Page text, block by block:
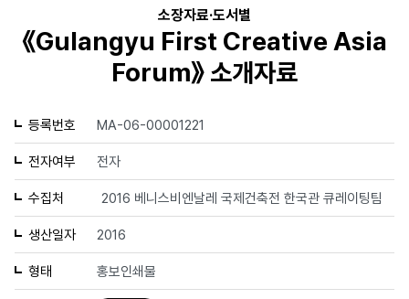
소장자료·도서별
《Gulangyu First Creative Asia
Forum》 소개자료
등록번호 MA-06-00001221
전자여부 전자
수집처 2016 베니스비엔날레 국제건축전 한국관 큐레이팅팀
생산일자 2016
형태 홍보인쇄물